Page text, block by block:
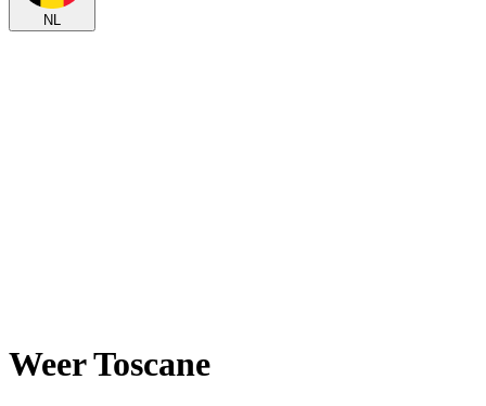
NL
Weer Toscane